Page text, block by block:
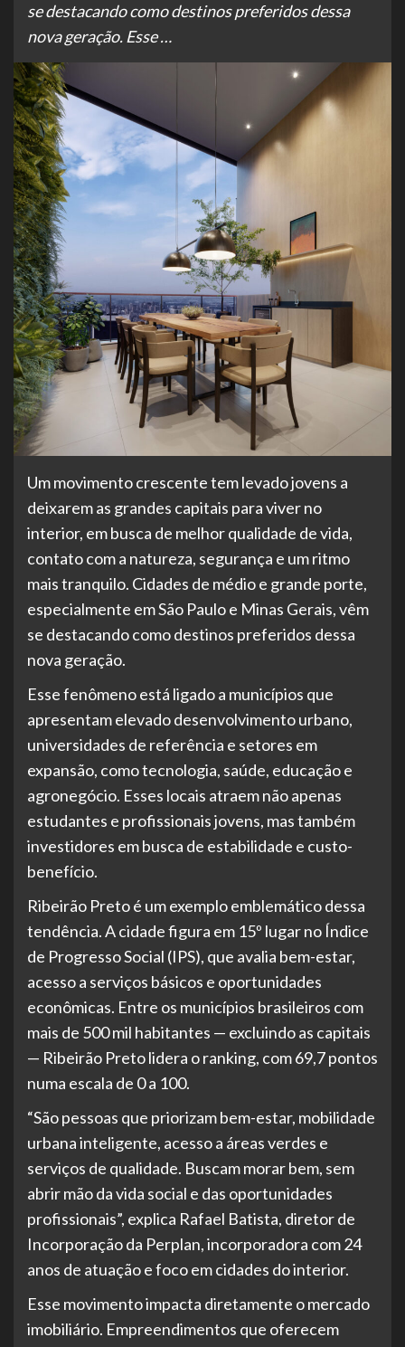
se destacando como destinos preferidos dessa
nova geração. Esse …
Um movimento crescente tem levado jovens a
deixarem as grandes capitais para viver no
interior, em busca de melhor qualidade de vida,
contato com a natureza, segurança e um ritmo
mais tranquilo. Cidades de médio e grande porte,
especialmente em São Paulo e Minas Gerais, vêm
se destacando como destinos preferidos dessa
nova geração.
Esse fenômeno está ligado a municípios que
apresentam elevado desenvolvimento urbano,
universidades de referência e setores em
expansão, como tecnologia, saúde, educação e
agronegócio. Esses locais atraem não apenas
estudantes e profissionais jovens, mas também
investidores em busca de estabilidade e custo-
benefício.
Ribeirão Preto é um exemplo emblemático dessa
tendência. A cidade figura em 15º lugar no Índice
de Progresso Social (IPS), que avalia bem-estar,
acesso a serviços básicos e oportunidades
econômicas. Entre os municípios brasileiros com
mais de 500 mil habitantes — excluindo as capitais
— Ribeirão Preto lidera o ranking, com 69,7 pontos
numa escala de 0 a 100.
“São pessoas que priorizam bem-estar, mobilidade
urbana inteligente, acesso a áreas verdes e
serviços de qualidade. Buscam morar bem, sem
abrir mão da vida social e das oportunidades
profissionais”, explica Rafael Batista, diretor de
Incorporação da Perplan, incorporadora com 24
anos de atuação e foco em cidades do interior.
Esse movimento impacta diretamente o mercado
imobiliário. Empreendimentos que oferecem